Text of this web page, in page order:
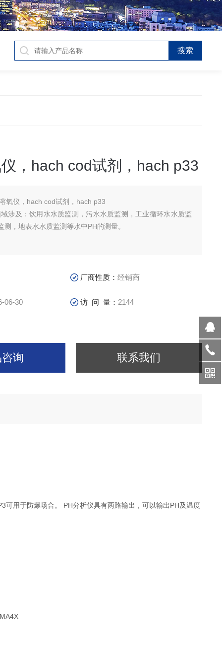
，hach cod试剂，hach p33
氧仪，hach cod试剂，hach p33
涉及：饮用水水质监测，污水水质监测，工业循环水水质监
测，地表水水质监测等水中PH的测量。
厂商性质：经销商
06-30 访 问 量： 2144
询 联系我们
用于防爆场合。 PH分析仪具有两路输出，可以输出PH及温度